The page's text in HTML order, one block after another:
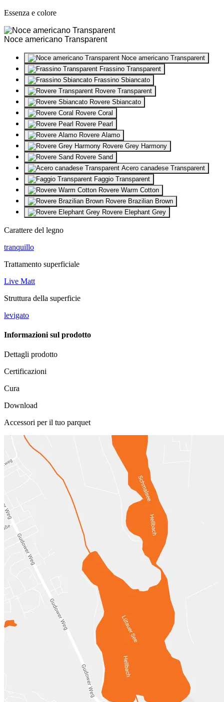
Essenza e colore
Noce americano Transparent
Noce americano Transparent
Frassino Transparent
Frassino Sbiancato
Rovere Transparent
Rovere Sbiancato
Rovere Coral
Rovere Pearl
Rovere Alamo
Rovere Grey Harmony
Rovere Sand
Acero canadese Transparent
Faggio Transparent
Rovere Warm Cotton
Rovere Brazilian Brown
Rovere Elephant Grey
Carattere del legno
tranquillo
Trattamento superficiale
Live Matt
Struttura della superficie
levigato
Informazioni sul prodotto
Dettagli prodotto
Certificazioni
Cura
Download
Accessori per il tuo parquet